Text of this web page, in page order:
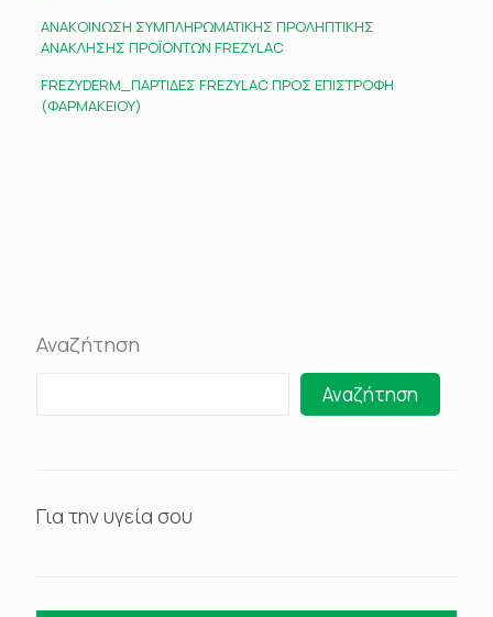
ΑΝΑΚΟΙΝΩΣΗ ΣΥΜΠΛΗΡΩΜΑΤΙΚΗΣ ΠΡΟΛΗΠΤΙΚΗΣ
ΑΝΑΚΛΗΣΗΣ ΠΡΟΪΟΝΤΩΝ FREZYLAC
FREZYDERM_ΠΑΡΤΙΔΕΣ FREZYLAC ΠΡΟΣ ΕΠΙΣΤΡΟΦΗ
(ΦΑΡΜΑΚΕΙΟΥ)
Αναζήτηση
Αναζήτηση
Για την υγεία σου